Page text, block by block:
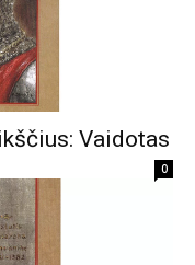
Vaidotas
0